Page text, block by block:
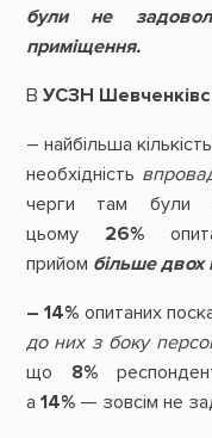
були не
приміщення.
В УСЗН
– найбільша
необхідність
черги там були
цьому 26%
прийом більше двох
– 14% опитаних
до них з боку
що 8%
а 14%— зовсім не